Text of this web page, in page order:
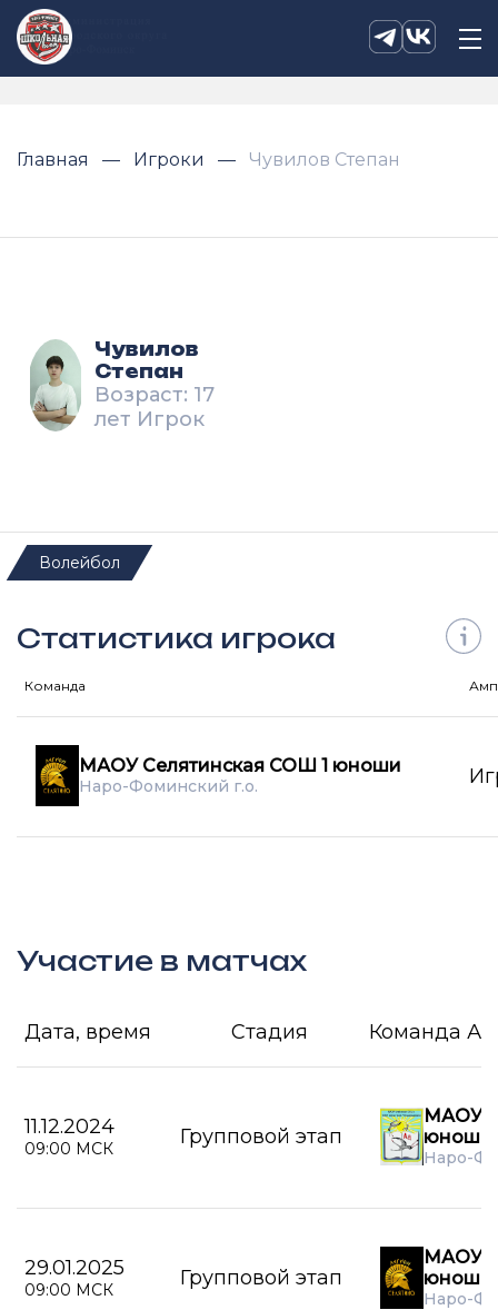
Главная Игроки Чувилов Степан
Чувилов
Степан
Возраст: 17
лет Игрок
Волейбол
Статистика игрока
Команда
МАОУ Селятинская СОШ 1 юноши
Наро-Фоминский г.о.
Участие в матчах
Дата, время Стадия Команда А
11.12.2024
09:00 МСК Групповой этап
МАОУ
юноши
Наро-
29.01.2025
09:00 МСК Групповой этап
МАОУ
юноши
Наро-